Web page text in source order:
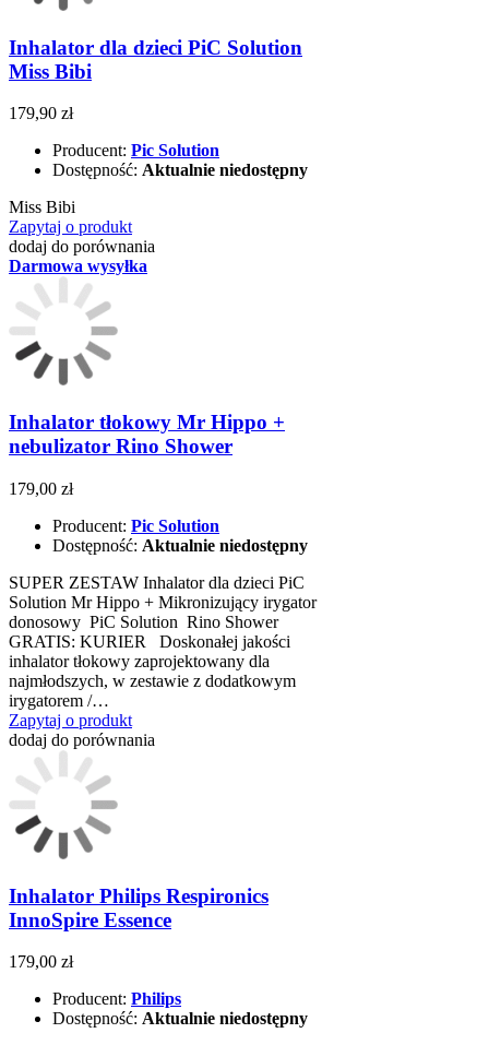
Inhalator dla dzieci PiC Solution
Miss Bibi
179,90 zł
Producent: Pic Solution
Dostępność: Aktualnie niedostępny
Miss Bibi
Zapytaj o produkt
dodaj do porównania
Darmowa wysyłka
Inhalator tłokowy Mr Hippo +
nebulizator Rino Shower
179,00 zł
Producent: Pic Solution
Dostępność: Aktualnie niedostępny
SUPER ZESTAW Inhalator dla dzieci PiC
Solution Mr Hippo + Mikronizujący irygator
donosowy PiC Solution Rino Shower
GRATIS: KURIER Doskonałej jakości
inhalator tłokowy zaprojektowany dla
najmłodszych, w zestawie z dodatkowym
irygatorem /…
Zapytaj o produkt
dodaj do porównania
Inhalator Philips Respironics
InnoSpire Essence
179,00 zł
Producent: Philips
Dostępność: Aktualnie niedostępny